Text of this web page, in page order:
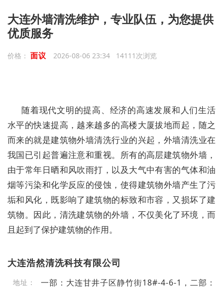
大连外墙清洗维护，专业队伍，为您提供
优质服务
价格： 面议 2026-08-06 23:34 14111次浏览
随着现代文明的提高、经济的高速发展和人们生活
水平的快速提高，越来越多的高楼大厦拔地而起，随之
而来的就是建筑物外墙清洗行业的兴起，外墙清洗业在
我国已引起普遍注意和重视。所有的高层建筑物外墙，
由于常年日晒和风吹雨打，以及大气中有害的气体和油
烟等污染和化学反应的侵蚀，使得建筑物外墙产生了污
垢和风化，既影响了建筑物的标致和市容，又损坏了建
筑物。因此，清洗建筑物的外墙，不仅美化了环境，而
且起到了保护建筑物的作用。
大连浩然清洗科技有限公司
地址：
一部：大连甘井子区静竹街18#-4-6-1，二部：